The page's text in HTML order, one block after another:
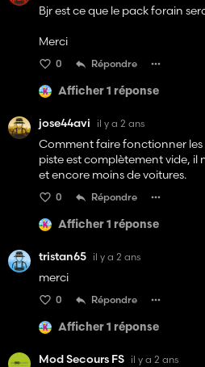
Bjr est ce que le pack forain
Merci
0 Répondre
Afficher 1 réponse
jose44avi il y a 2 ans
Comment faire fonctionner
piste est complètement vide, il
et encore moins de voitures.
0 Répondre
Afficher 1 réponse
tristan65 il y a 2 ans
merci
0 Répondre
Afficher 1 réponse
Mod Secours FS il y a 2 ans